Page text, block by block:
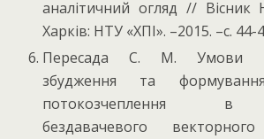
аналітичний огляд // Вісник
Харків: НТУ «ХПІ». –2015. –с. 44-
Пересада С. М. Умови
збудження та
потокозчеплення в
бездавачевого